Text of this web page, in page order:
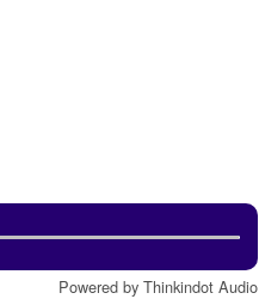
Powered by Thinkindot Audio